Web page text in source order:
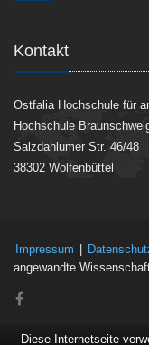
Kontakt
Ostfalia Hochschule für
Hochschule
Salzdahlumer Str. 46/48
38302 Wolfenbüttel
Impressum
angewandte
Diese Internetseite